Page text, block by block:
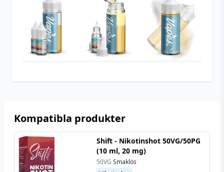
Tillverkningsland
United Kindom
Typ
Shortfill
Utrymme för
nikotinshots
20 ml (2 st)
Kompatibla produkter
Shift - Nikotinshot 50VG/50PG
(10 ml, 20 mg)
50VG Smaklös